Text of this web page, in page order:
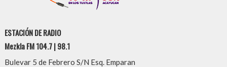
ESTACIÓN DE RADIO
Mezkla FM 104.7 | 98.1
Bulevar 5 de Febrero S/N Esq. Emparan